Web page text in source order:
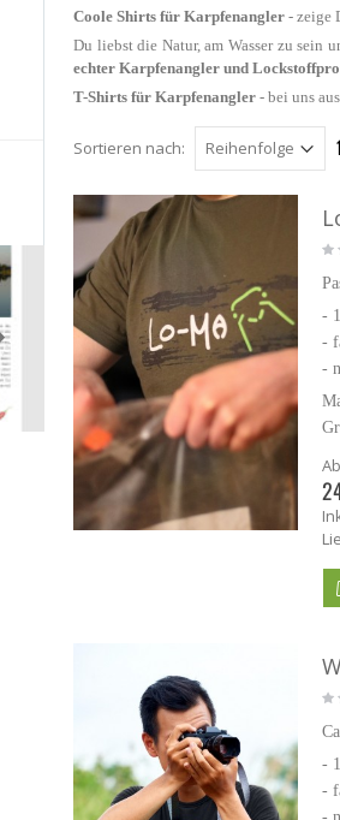
Coole Shirts für Karpfenangler - zeige
Du liebst die Natur, am Wasser zu sein
echter Karpfenangler und
T-Shirts für Karpfenangler - bei uns
Sortieren nach:
-
-
-
-
-
Inkl. MwSt.,zzgl.
Versandkosten
Lieferzeit: 3-4 Tage¹
(Grundpreis
kg)